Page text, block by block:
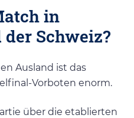
in
Schweiz?
Ausland ist das
Vorboten enorm.
über die etablierten